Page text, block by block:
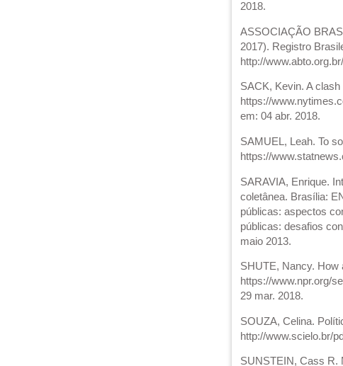
2018.
ASSOCIAÇÃO
2017). Registro
http://
SACK, Kevin. A
https://
em: 04 abr. 2018.
SAMUEL, Leah. To
https://
SARAVIA, Enrique.
coletânea. Brasília:
públicas: aspectos
públicas: desafios
maio 2013.
SHUTE, Nancy. How
https://www.npr.org/
29 mar. 2018.
SOUZA, Celina.
http://www.scielo.br/
SUNSTEIN, Cass R.